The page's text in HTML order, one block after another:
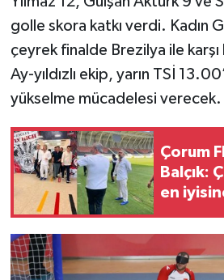
golle skora katkı verdi. Kadın
çeyrek finalde Brezilya ile karşı
Ay-yıldızlı ekip, yarın TSİ
yükselme mücadelesi verecek.
Çorum
Balçık:
en